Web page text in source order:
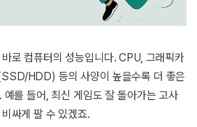
로 컴퓨터의 성능입니다. CPU, 그래픽카
HDD) 등의 사양이 높을수록 더 좋은
를 들어, 최신 게임도 잘 돌아가는 고사
싸게 팔 수 있겠죠.